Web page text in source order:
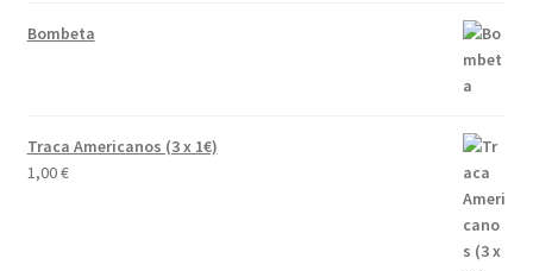
Bombeta
Traca Americanos (3 x 1€)
1,00€